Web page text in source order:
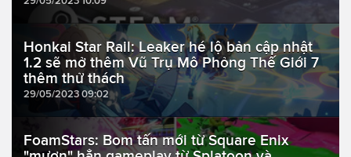
Honkai Star Rail: Leaker hé lộ bản cập nhật
1.2 sẽ mở thêm Vũ Trụ Mô Phỏng Thế Giới 7
thêm thử thách
29/05/2023 09:02
FoamStars: Bom tấn mới từ Square Enix